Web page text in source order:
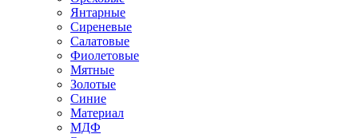
Янтарные
Сиреневые
Салатовые
Фиолетовые
Мятные
Золотые
Синие
Материал
МДФ